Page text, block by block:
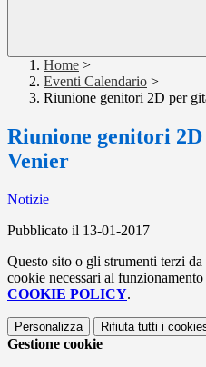
Home >
Eventi Calendario >
Riunione genitori 2D per
Riunione genitori
Venier
Notizie
Pubblicato il 13-01-2017
Questo sito o gli strumenti terzi
cookie necessari al
COOKIE POLICY.
Personalizza Rifiuta tutti i
Gestione cookie